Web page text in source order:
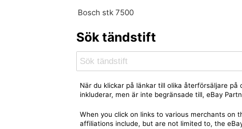
Bosch stk 7500
Sök tändstift
När du klickar på länkar till olika återförsäljare
inkluderar, men är inte begränsade till, eBay
When you click on links to various merchants on
affiliations include, but are not limited to, the